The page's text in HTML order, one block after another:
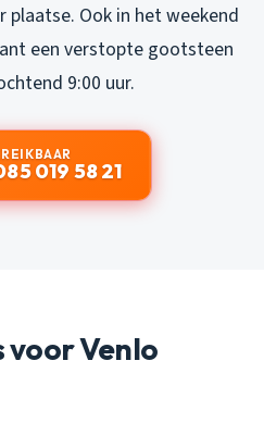
plaatse. Ook in het weekend
een verstopte gootsteen
9:00 uur.
019 58 21
Venlo